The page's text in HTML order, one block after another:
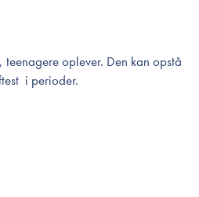
teenagere oplever. Den kan opstå
i perioder.